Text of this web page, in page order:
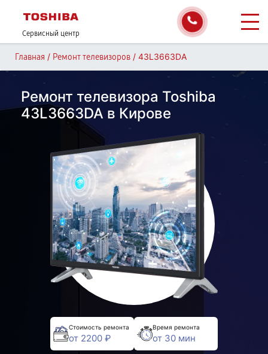
Сервисный центр
Главная / Ремонт телевизоров / 43L3663DA
Ремонт телевизора Toshiba
43L3663DA в Кирове
Стоимость ремонта
от 2200 ₽
Время ремонта
от 30 мин